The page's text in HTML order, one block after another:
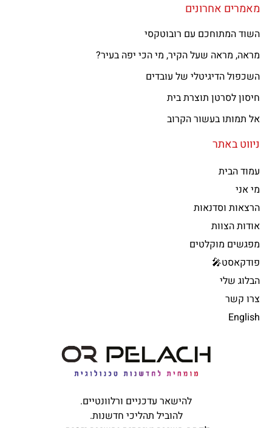
מאמרים אחרונים
השוד המתוחכם עם רובוטקסי
מראה, מראה שעל הקיר, מי הכי יפה בעיר?
השכפול הדיגיטלי של עובדים
חיסון לסרטן תוצרת בית
אל תמותו בעשור הקרוב
ניווט באתר
עמוד הבית
מי אני
הרצאות וסדנאות
אודות הצוות
מפגשים מוקלטים
פודקאסט🎤
הבלוג שלי
צרו קשר
English
להישאר עדכניים ורלוונטיים.
להוביל תהליכי חדשנות.